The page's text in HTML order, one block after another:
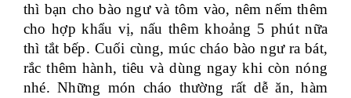
thì bạn cho bào ngư và tôm vào, nêm nếm thêm
cho hợp khẩu vị, nấu thêm khoảng 5 phút nữa
thì tắt bếp. Cuối cùng, múc cháo bào ngư ra bát,
rắc thêm hành, tiêu và dùng ngay khi còn nóng
nhé. Những món cháo thường rất dễ ăn, hàm